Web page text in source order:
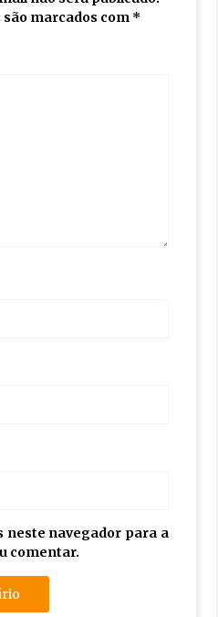
marcados com *
neste navegador para a
comentar.